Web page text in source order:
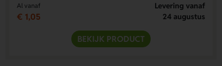
Al vanaf
€ 1,05
Levering vanaf
24 augustus
BEKIJK PRODUCT